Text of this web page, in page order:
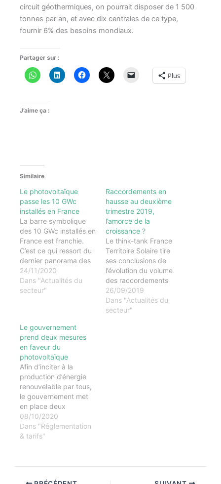
circuit géothermiques, on pourrait disposer de 1 500
tonnes par an, et avec dix centrales de ce type,
fournir 6% des besoins mondiaux.
Partager sur :
Plus
J’aime ça :
Similaire
Le photovoltaïque
passe les 10 GWc
installés en France
La barre symbolique
des 10 GWc installés en
France est franchie.
C’est ce qui ressort du
dernier panorama des
énergies renouvelable,
au 30 septembre
2020. La puissance du
raccordés au cours du
dernier trimestre,
contre 179 MWc sur
le…
24/11/2020
Dans "Actualités du
secteur"
Raccordements en
hausse au deuxième
trimestre 2019,
l’amorce de la
croissance ?
Le think-tank France
Territoire Solaire tire
ses conclusions de
l’évolution du volume
des raccordements
effectués au deuxième
trimestre 2019. Il
appelle le
26/09/2019
Dans "Actualités du
secteur"
Le gouvernement
prend deux mesures
en faveur du
photovoltaïque
Afin d’inciter à la
production d’énergie
renouvelable par tous,
le gouvernement met
en place deux
nouvelles mesures pour
développer la
production locale
pour le guichet tarifaire
08/10/2020
Dans "Réglementation
& tarifs"